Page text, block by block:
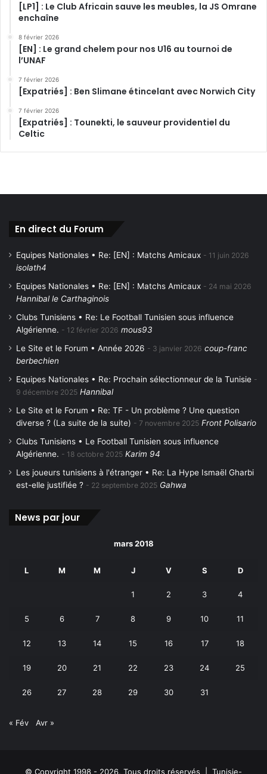
[LP1] : Le Club Africain sauve les meubles, la JS Omrane
enchaîne
8 février 2026
[EN] : Le grand chelem pour nos U16 au tournoi de
l’UNAF
7 février 2026
[Expatriés] : Ben Slimane étincelant avec Norwich City
7 février 2026
[Expatriés] : Tounekti, le sauveur providentiel du
Celtic
En direct du Forum
Equipes Nationales • Re: [EN] : Matchs Amicaux 11 juin 2026
isolath4
Equipes Nationales • Re: [EN] : Matchs Amicaux
24 mai 2026
Hannibal le Carthaginois
Clubs Tunisiens • Re: Le Football Tunisien sous influence
Algérienne.
12 février 2026 mous93
Le Site et le Forum • Année 2026
3 janvier 2026 coup-franc
berbechien
Equipes Nationales • Re: Prochain sélectionneur de la Tunisie
9 décembre 2025 Hannibal
Le Site et le Forum • Re: TF - Un problème ? Une question
diverse ? (La suite de la suite)
7 novembre 2025 Front Polisario
Clubs Tunisiens • Le Football Tunisien sous influence
Algérienne.
18 octobre 2025 Karim 94
Les joueurs tunisiens à l'étranger • Re: La Hype Ismaël Gharbi
est-elle justifiée ?
22 septembre 2025 Gahwa
News par jour
mars 2018
L M M J V S D
1 2 3 4
5 6 7 8 9 10 11
12 13 14 15 16 17 18
19 20 21 22 23 24 25
26 27 28 29 30 31
« Fév Avr »
© Copyright 1998 - 2026, Tous droits réservés | Tunisie-